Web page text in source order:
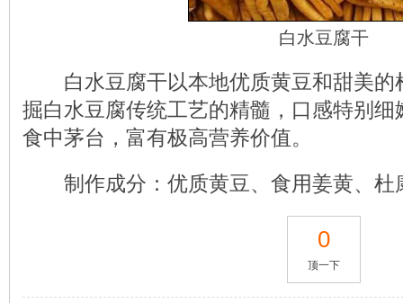
白水豆腐干
白水豆腐干以本地优质黄豆和甜美的
掘白水豆腐传统工艺的精髓，口感特别
食中茅台，富有极高营养价值。
制作成分：优质黄豆、食用姜黄、杜
0
顶一下